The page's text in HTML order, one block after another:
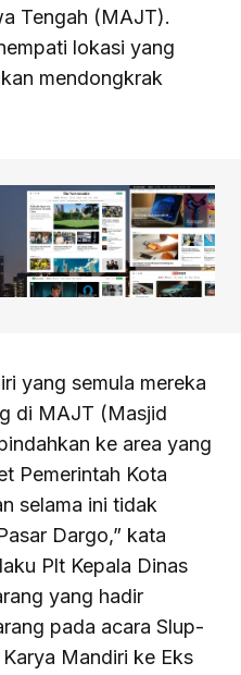
Tengah (MAJT).
lokasi yang
mendongkrak
yang semula mereka
di MAJT (Masjid
ke area yang
Pemerintah Kota
selama ini tidak
Dargo,” kata
Plt Kepala Dinas
yang hadir
pada acara Slup-
Mandiri ke Eks